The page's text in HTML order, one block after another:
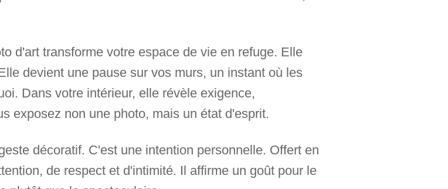
d'art transforme votre espace de vie en refuge. Elle
devient une pause sur vos murs, un instant où les
Dans votre intérieur, elle révèle exigence,
exposez non une photo, mais un état d'esprit.
décoratif. C'est une intention personnelle. Offert en
de respect et d'intimité. Il affirme un goût pour le